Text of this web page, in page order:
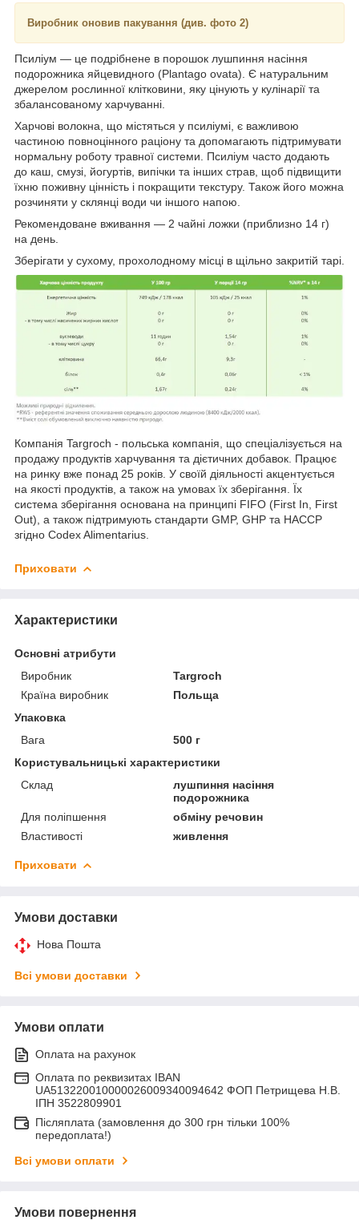
Виробник оновив пакування (див. фото 2)
Псиліум — це подрібнене в порошок лушпиння насіння
подорожника яйцевидного (Plantago ovata). Є натуральним
джерелом рослинної клітковини, яку цінують у кулінарії та
збалансованому харчуванні.
Харчові волокна, що містяться у псиліумі, є важливою
частиною повноцінного раціону та допомагають підтримувати
нормальну роботу травної системи. Псиліум часто додають
до каш, смузі, йогуртів, випічки та інших страв, щоб підвищити
їхню поживну цінність і покращити текстуру. Також його можна
розчиняти у склянці води чи іншого напою.
Рекомендоване вживання — 2 чайні ложки (приблизно 14 г)
на день.
Зберігати у сухому, прохолодному місці в щільно закритій тарі.
Компанія Targroch - польська компанія, що спеціалізується на
продажу продуктів харчування та дієтичних добавок. Працює
на ринку вже понад 25 років. У своїй діяльності акцентується
на якості продуктів, а також на умовах їх зберігання. Їх
система зберігання основана на принципі FIFO (First In, First
Out), а також підтримують стандарти GMP, GHP та HACCP
згідно Codex Alimentarius.
Приховати
Характеристики
Основні атрибути
Виробник
Targroch
Країна виробник
Польща
Упаковка
Вага
500 г
Користувальницькі характеристики
Склад
лушпиння насіння
подорожника
Для поліпшення
обміну речовин
Властивості
живлення
Приховати
Умови доставки
Нова Пошта
Всі умови доставки
Умови оплати
Оплата на рахунок
Оплата по реквизитах IBAN
UA513220010000026009340094642 ФОП Петрищева Н.В.
ІПН 3522809901
Післяплата (замовлення до 300 грн тільки 100%
передоплата!)
Всі умови оплати
Умови повернення